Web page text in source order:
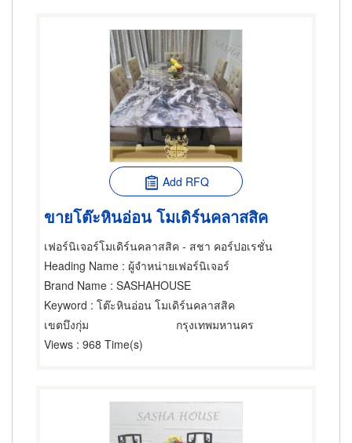
Add RFQ
ขายโต๊ะหินอ่อน โมเดิร์นคลาสสิค
เฟอร์นิเจอร์โมเดิร์นคลาสสิค - สชา คอร์ปอเรชั่น
Heading Name : ผู้จำหน่ายเฟอร์นิเจอร์
Brand Name : SASHAHOUSE
Keyword : โต๊ะหินอ่อน โมเดิร์นคลาสสิค
เขตบึงกุ่ม
กรุงเทพมหานคร
Views : 968 Time(s)